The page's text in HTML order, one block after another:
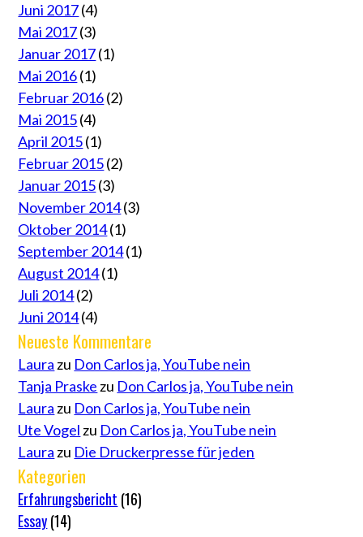
Juni 2017(4)
Mai 2017(3)
Januar 2017(1)
Mai 2016(1)
Februar 2016(2)
Mai 2015(4)
April 2015(1)
Februar 2015(2)
Januar 2015(3)
November 2014(3)
Oktober 2014(1)
September 2014(1)
August 2014(1)
Juli 2014(2)
Juni 2014(4)
Neueste Kommentare
Laura zu Don Carlos ja, YouTube nein
Tanja Praske zu Don Carlos ja, YouTube nein
Laura zu Don Carlos ja, YouTube nein
Ute Vogel zu Don Carlos ja, YouTube nein
Laura zu Die Druckerpresse für jeden
Kategorien
Erfahrungsbericht (16)
Essay(14)